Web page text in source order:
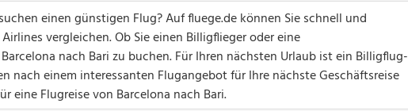
einen günstigen Flug? Auf fluege.de können Sie schnell und
vergleichen. Ob Sie einen Billigflieger oder eine
nach Bari zu buchen. Für Ihren nächsten Urlaub ist ein Billigflug-
nach einem interessanten Flugangebot für Ihre nächste Geschäftsreise
eine Flugreise von Barcelona nach Bari.